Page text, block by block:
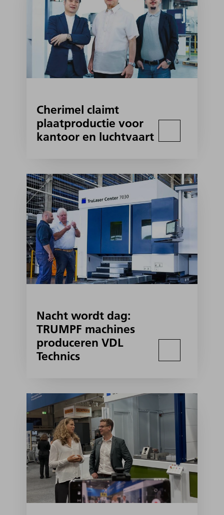
Cherimel claimt
plaatproductie voor
kantoor en luchtvaart
Nacht wordt dag:
TRUMPF machines
produceren VDL
Technics